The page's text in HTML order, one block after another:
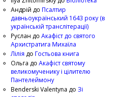
Андрій до Псалтир
давньоукраїнський 1643 року (в
українській транслітерації)
Руслан до Акафіст до святого
Архистратига Михаїла
Лілія до Гостьова книга
Ольга до Акафіст святому
великомученику і цілителю
Пантелеймону
Benderski Valentyna до Зі